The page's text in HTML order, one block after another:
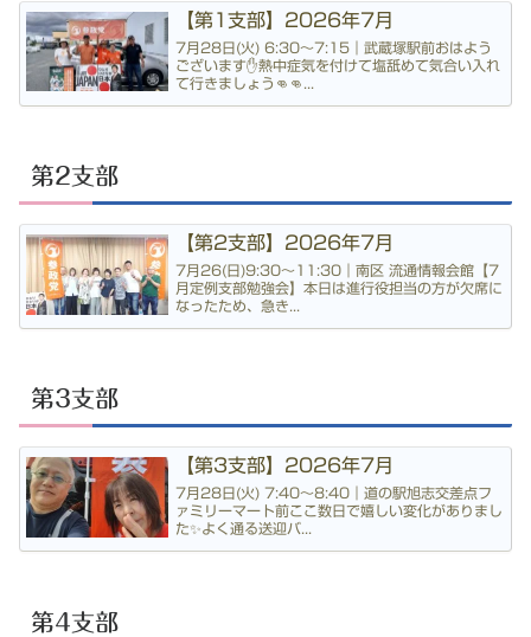
【第1支部】2026年7月
7月28日(火) 6:30〜7:15｜武蔵塚駅前おはよう
ございます✋熱中症気を付けて塩舐めて気合い入れ
て行きましょう👊👊...
第2支部
【第2支部】2026年7月
7月26(日)9:30〜11:30｜南区 流通情報会館【7
月定例支部勉強会】本日は進行役担当の方が欠席に
なったため、急き...
第3支部
【第3支部】2026年7月
7月28日(火) 7:40〜8:40｜道の駅旭志交差点フ
ァミリーマート前ここ数日で嬉しい変化がありまし
た✨よく通る送迎バ...
第4支部